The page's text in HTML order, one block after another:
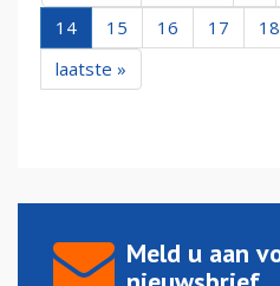
14
15 16 17 18
laatste »
Meld u aan